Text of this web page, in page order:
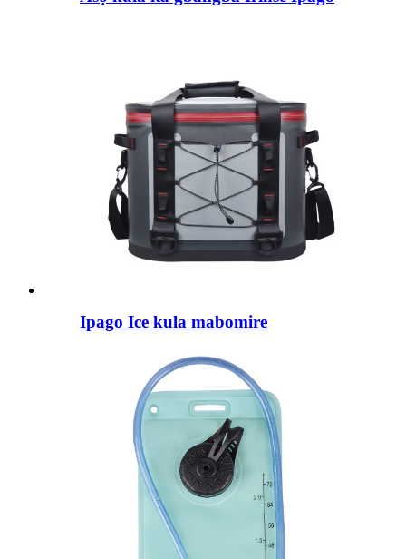
Ipago Ice kula mabomire